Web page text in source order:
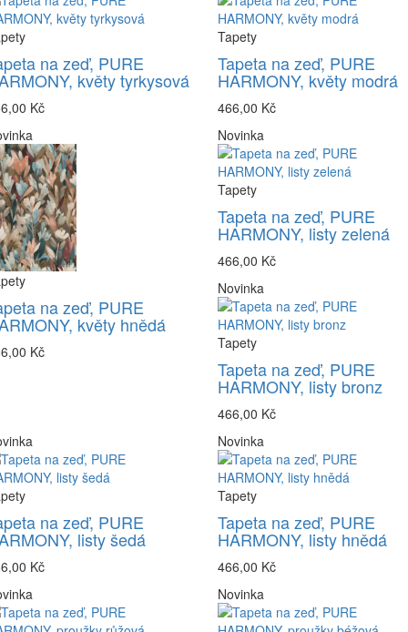
na zeď, PURE
květy tyrkysová
Kč
Tapety
Tapeta na zeď, PURE
HARMONY, květy modrá
466,00 Kč
na zeď, PURE
květy hnědá
Kč
Novinka
Tapety
Tapeta na zeď, PURE
HARMONY, listy zelená
466,00 Kč
Novinka
Tapety
Tapeta na zeď, PURE
HARMONY, listy bronz
466,00 Kč
na zeď, PURE
listy šedá
Kč
Novinka
Tapety
Tapeta na zeď, PURE
HARMONY, listy hnědá
466,00 Kč
Novinka